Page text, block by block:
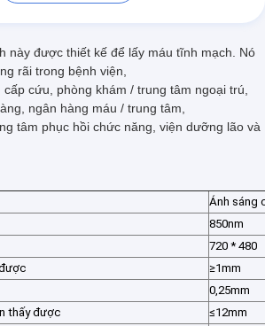
này được thiết kế để lấy máu tĩnh mạch.
Nó
rãi trong bệnh viện,
cứu, phòng khám / trung tâm ngoại trú,
ngân hàng máu / trung tâm,
tâm phục hồi chức năng, viện dưỡng lão và
Ánh sáng
850nm
720 * 480
≥1mm
0,25mm
thấy được
≤12mm